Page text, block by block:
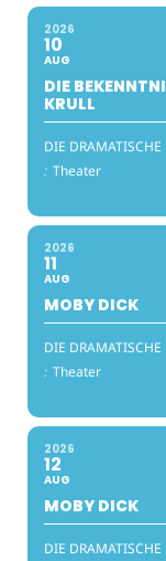
2026
10
AUG
DIE
KRULL
DIE DRAMATISCHE
: Theater
2026
11
AUG
MOBY DICK
DIE DRAMATISCHE
: Theater
2026
12
AUG
MOBY DICK
DIE DRAMATISCHE